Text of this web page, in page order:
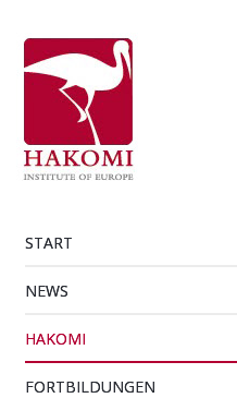
START
NEWS
HAKOMI
FORTBILDUNGEN